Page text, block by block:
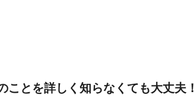
ことを詳しく知らなくても大丈夫！